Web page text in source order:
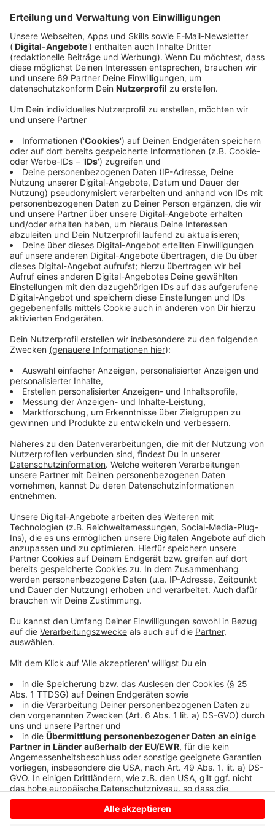
Mit insgesamt 1.285.541 Fluggästen erzielte der FMO
ein deutliches Passagierplus von 30 % im Vergleich
zum Vorjahr. Damit war der FMO der
wachstumsstärkste Verkehrsflughafen in Deutschland
und erreichte das beste Verkehrsergebnis seit 13
Jahren. Im Vergleich zum Jahr 2019, dem letzten Jahr
Anstieg um 29 %, während der Luftverkehr in
Deutschland insgesamt rund 15 % unter dem
Vorkrisenniveau liegt.
Anzeige
Treiber dieser guten Entwicklung am FMO war vor
allem ein expansives Touristikprogramm. Die Top-
Strecken des Jahres 2024 waren Antalya (386.000
Fluggäste), Palma de Mallorca (341.000) und München
(205.000). Das Ziel Antalya wuchs im letzten Jahr um
50 % und konnte damit Mallorca - trotz eines
ebenfalls erfreulichen Anstiegs von 27 % - als
beliebtestes Urlaubsziel ablösen.
Anzeige
Mit rund 169.000 Passagieren war der Oktober der
Flugbewegungen insgesamt stiegen um 5,5 % auf
38.278 Starts und Landungen.
Anzeige
Angesichts der erfreulichen Verkehrsentwicklung kann
der FMO in 2024 erstmals in seiner Geschichte einen
Konzernumsatz von über 40 Mio. Euro erzielen (42,3
Mio. Euro). Der Jahresüberschuss wird in 2024
vorbehaltlich der Abschlussprüfung 0,5 Mio. Euro
betragen. Damit festigt der FMO die bilanziellen
Entwicklungen aus dem Jahr 2023. Bereits da gelang
es dem FMO, nach über einem Jahrzehnt wieder einen
Bilanzgewinn auszuweisen.
Anzeige